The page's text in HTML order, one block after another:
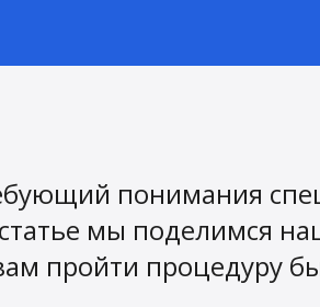
понимания
мы поделимся
пройти процедуру